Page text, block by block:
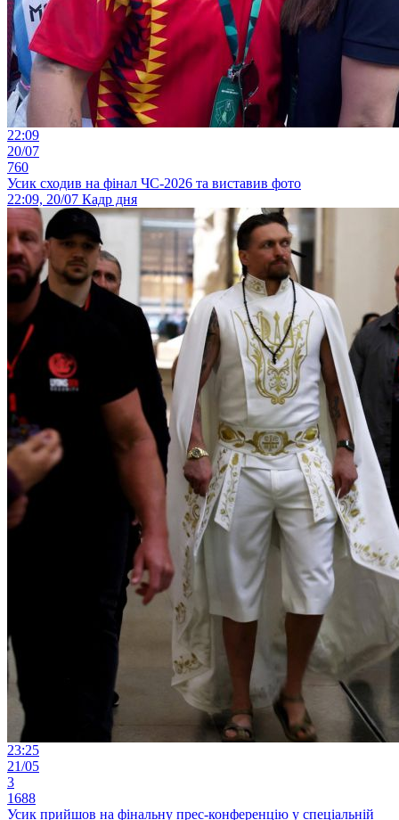
22:09
20/07
760
Усик сходив на фінал ЧС-2026 та виставив фото
22:09, 20/07 Кадр дня
23:25
21/05
3
1688
Усик прийшов на фінальну прес-конференцію у спеціальній